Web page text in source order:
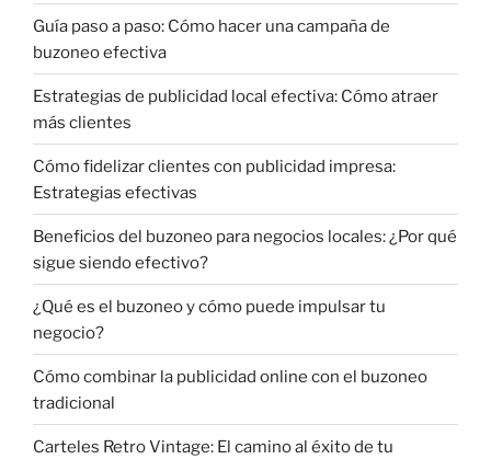
Guía paso a paso: Cómo hacer una campaña de
buzoneo efectiva
Estrategias de publicidad local efectiva: Cómo atraer
más clientes
Cómo fidelizar clientes con publicidad impresa:
Estrategias efectivas
Beneficios del buzoneo para negocios locales: ¿Por qué
sigue siendo efectivo?
¿Qué es el buzoneo y cómo puede impulsar tu
negocio?
Cómo combinar la publicidad online con el buzoneo
tradicional
Carteles Retro Vintage: El camino al éxito de tu